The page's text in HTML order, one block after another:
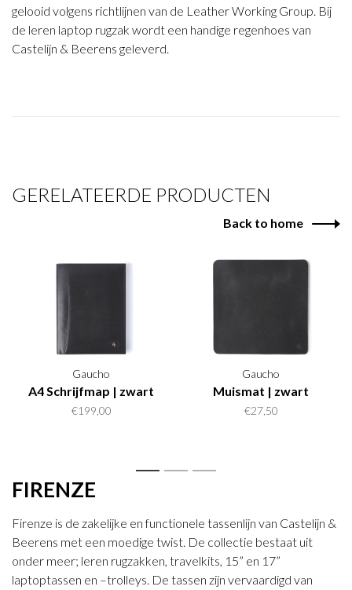
gelooid volgens richtlijnen van de Leather Working Group. Bij
de leren laptop rugzak wordt een handige regenhoes van
Castelijn & Beerens geleverd.
GERELATEERDE PRODUCTEN
Back to home
Gaucho
A4 Schrijfmap | zwart
€199,00
Gaucho
Muismat | zwart
€27,50
1 2 3
FIRENZE
Firenze is de zakelijke en functionele tassenlijn van Castelijn &
Beerens met een moedige twist. De collectie bestaat uit
onder meer; leren rugzakken, travelkits, 15” en 17”
laptoptassen en –trolleys. De tassen zijn vervaardigd van